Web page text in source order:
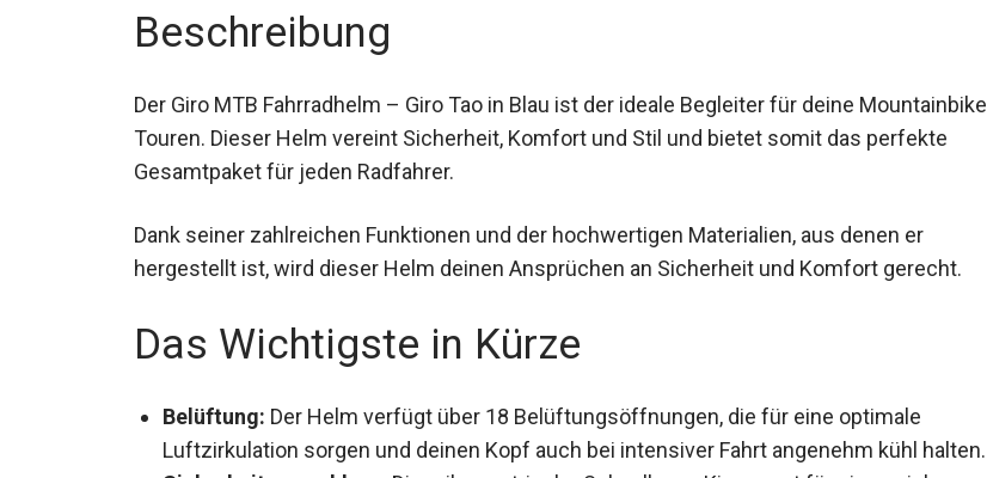
Beschreibung
Der Giro MTB Fahrradhelm – Giro Tao in Blau ist der ideale Begleiter für deine Mountainbike-
Touren. Dieser Helm vereint Sicherheit, Komfort und Stil und bietet somit das perfekte
Gesamtpaket für jeden Radfahrer.
Dank seiner zahlreichen Funktionen und der hochwertigen Materialien, aus denen er
hergestellt ist, wird dieser Helm deinen Ansprüchen an Sicherheit und Komfort gerecht.
Das Wichtigste in Kürze
Belüftung: Der Helm verfügt über 18 Belüftungsöffnungen, die für eine optimale
Luftzirkulation sorgen und deinen Kopf auch bei intensiver Fahrt angenehm kühl halten.